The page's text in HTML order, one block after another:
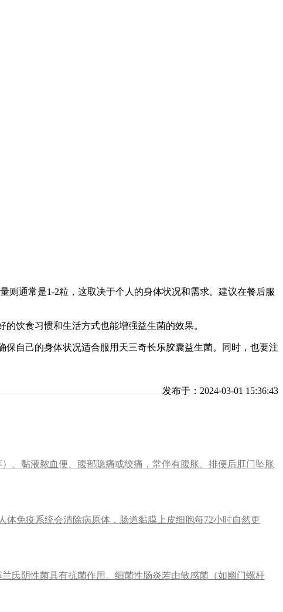
则通常是1-2粒，这取决于个人的身体状况和需求。建议在餐后服
饮食习惯和生活方式也能增强益生菌的效果。
自己的身体状况适合服用天三奇长乐胶囊益生菌。同时，也要注
发布于：2024-03-01 15:36:43
、黏液脓血便、腹部隐痛或绞痛，常伴有腹胀、排便后肛门坠胀
免疫系统会清除病原体，肠道黏膜上皮细胞每72小时自然更
氏阴性菌具有抗菌作用。细菌性肠炎若由敏感菌（如幽门螺杆